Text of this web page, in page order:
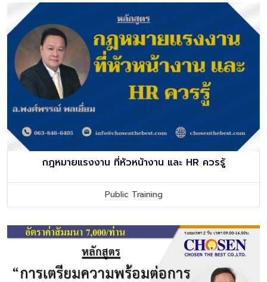
กฎหมายแรงงาน ที่หัวหน้างาน และ HR ควรรู้
Public Training